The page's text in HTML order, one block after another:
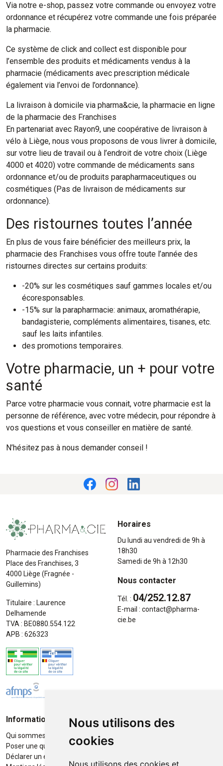
Nous utilisons des
cookies
Nous utilisons des cookies et
Via notre e-shop, passez votre commande ou envoyez votre
ordonnance et récupérez votre commande une fois préparée
la pharmacie.
Ce système de click and collect est disponible pour
l’ensemble des produits et médicaments vendus à la
pharmacie (médicaments avec prescription médicale
également via l’envoi de l’ordonnance).
La livraison à domicile via pharma&cie, la pharmacie en ligne
de la pharmacie des Franchises
En partenariat avec Rayon9, une coopérative de livraison à
vélo à Liège, nous vous proposons de vous livrer à domicile,
sur votre lieu de travail ou à l’endroit de votre choix (Liège
4000 et 4020) votre commande de médicaments sans
ordonnance et/ou de produits parapharmaceutiques ou
cosmétiques (Pas de livraison de médicaments sur
ordonnance).
Des ristournes toutes l’année
En plus de vous faire bénéficier des meilleurs prix, la
pharmacie des Franchises vous offre toute l’année des
ristournes directes sur certains produits:
-20% sur les cosmétiques sauf gammes locales et/ou
écoresponsables.
-15% sur la parapharmacie: animaux, aromathérapie,
bandagisterie, compléments alimentaires, tisanes, etc.
sauf les laits infantiles.
des promotions temporaires.
Votre pharmacie, un + pour votre
santé
Parce votre pharmacie vous connait, votre pharmacie est la
personne de référence, avec votre médecin, pour répondre à
vos questions et vous conseiller en matière de santé.
N’hésitez pas à nous demander conseil !
Pharmacie des Franchises
Place des Franchises, 3
4000 Liège (Fragnée -
Guillemins)
Titulaire : Laurence
Delhamende
TVA : BE0880.554.122
APB : 626323
Horaires
Du lundi au vendredi de 9h à
18h30
Samedi de 9h à 12h30
Nous contacter
Tél. : 04/252.12.87
E-mail : contact@pharma-
cie.be
Informations
Qui sommes-nous ?
Poser une question
Déclarer un effet indésirable
Moyens de paiement